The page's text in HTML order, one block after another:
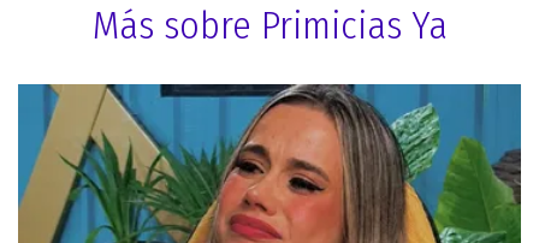
Más sobre Primicias Ya